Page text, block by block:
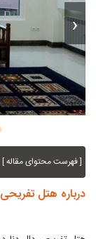
‹
[ فهرست محتوای مقاله ]
درباره هتل